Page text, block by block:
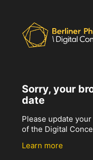
Sorry, your
date
Please update
of the Digital
Learn more